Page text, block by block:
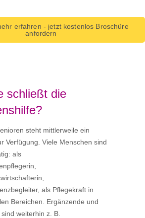
erfahren - jetzt kostenlos Broschüre
anfordern
schließt die
steht mittlerweile ein
Verfügung. Viele Menschen sind
als
als Pflegekraft in
Bereichen. Ergänzende und
weiterhin z. B.